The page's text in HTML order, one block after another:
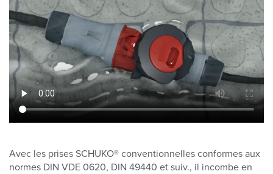
Avec les prises SCHUKO® conventionnelles conformes aux
normes DIN VDE 0620, DIN 49440 et suiv., il incombe en